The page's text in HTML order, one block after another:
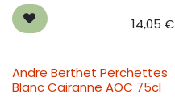
14,05 €
Andre Berthet Perchettes
Blanc Cairanne AOC 75cl